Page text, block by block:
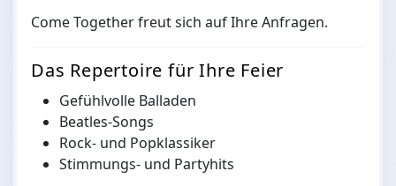
Come Together freut sich auf Ihre Anfragen.
Das Repertoire für Ihre Feier
Gefühlvolle Balladen
Beatles-Songs
Rock- und Popklassiker
Stimmungs- und Partyhits